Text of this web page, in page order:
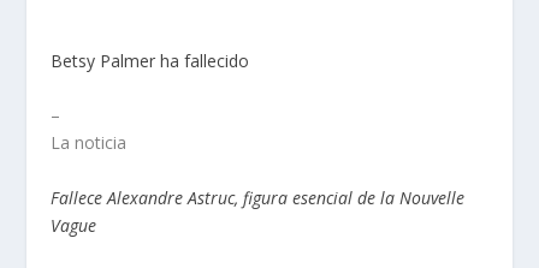
Betsy Palmer ha fallecido
–
La noticia
Fallece Alexandre Astruc, figura esencial de la Nouvelle
Vague